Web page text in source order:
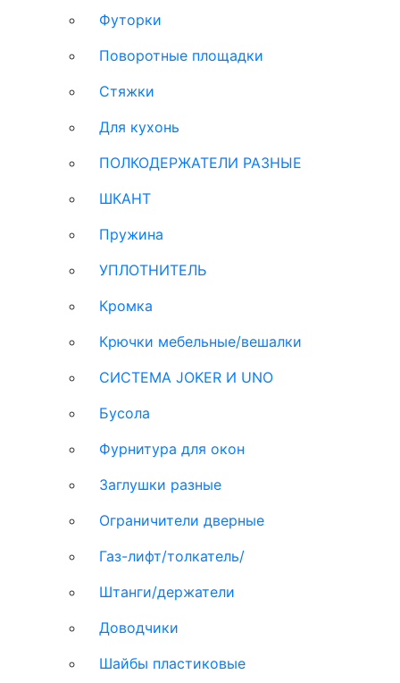
Футорки
Поворотные площадки
Стяжки
Для кухонь
ПОЛКОДЕРЖАТЕЛИ РАЗНЫЕ
ШКАНТ
Пружина
УПЛОТНИТЕЛЬ
Кромка
Крючки мебельные/вешалки
СИСТЕМА JOKER И UNO
Бусола
Фурнитура для окон
Заглушки разные
Ограничители дверные
Газ-лифт/толкатель/
Штанги/держатели
Доводчики
Шайбы пластиковые